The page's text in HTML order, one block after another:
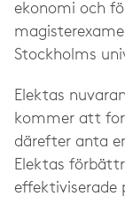
ekonomi och
Stockholms
Elektas
kommer att
därefter anta
Elektas
effektiviserade